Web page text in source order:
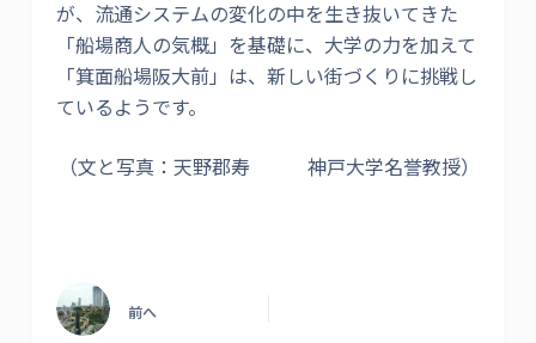
が、流通システムの変化の中を生き抜いてきた
「船場商人の気概」を基礎に、大学の力を加えて
「箕面船場阪大前」は、新しい街づくりに挑戦し
ているようです。
（文と写真：天野郡寿 神戸大学名誉教授）
前へ